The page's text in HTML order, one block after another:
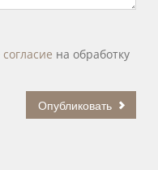
согласие на обработку
Опубликовать